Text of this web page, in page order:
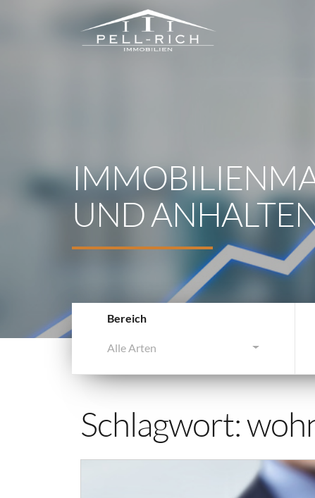
UND
Bereich
Alle Arten
Schlagwort: